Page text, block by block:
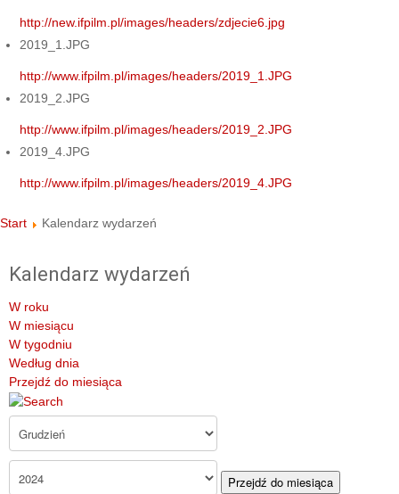
http://new.ifpilm.pl/images/headers/zdjecie6.jpg
2019_1.JPG
http://www.ifpilm.pl/images/headers/2019_1.JPG
2019_2.JPG
http://www.ifpilm.pl/images/headers/2019_2.JPG
2019_4.JPG
http://www.ifpilm.pl/images/headers/2019_4.JPG
Start Kalendarz wydarzeń
Kalendarz wydarzeń
W roku
W miesiącu
W tygodniu
Według dnia
Przejdź do miesiąca
Przejdź do miesiąca